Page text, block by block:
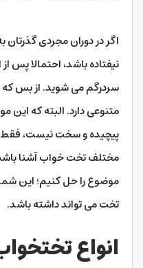
اگر در دوران مجردی
نیفتاده باشد، احتمالا پس
سردرگم می شوید. از بس که
متنوعی دارد. البته که این
پیچیده و سخت نیست، فقط
مختلف تخت خواب آشنا
موضوع را حل کنیم؛ این
تخت می تواند داشته باشد.
انواع